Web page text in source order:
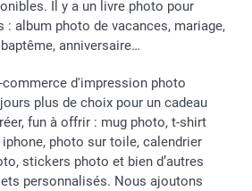
Il y a un livre photo pour
album photo de vacances, mariage,
anniversaire…
d'impression photo
plus de choix pour un cadeau
fun à offrir : mug photo, t-shirt
photo sur toile, calendrier
stickers photo et bien d’autres
personnalisés. Nous ajoutons